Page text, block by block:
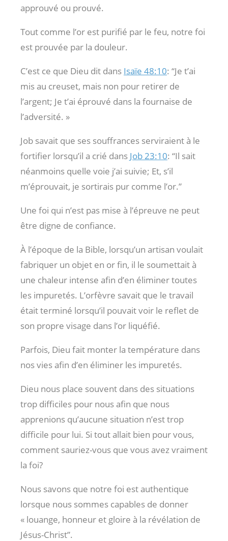
approuvé ou prouvé.
Tout comme l’or est purifié par le feu, notre foi
est prouvée par la douleur.
C’est ce que Dieu dit dans Isaïe 48:10: “Je t’ai
mis au creuset, mais non pour retirer de
l’argent; Je t’ai éprouvé dans la fournaise de
l’adversité. »
Job savait que ses souffrances serviraient à le
fortifier lorsqu’il a crié dans Job 23:10: “Il sait
néanmoins quelle voie j’ai suivie; Et, s’il
m’éprouvait, je sortirais pur comme l’or.”
Une foi qui n’est pas mise à l’épreuve ne peut
être digne de confiance.
À l’époque de la Bible, lorsqu’un artisan voulait
fabriquer un objet en or fin, il le soumettait à
une chaleur intense afin d’en éliminer toutes
les impuretés. L’orfèvre savait que le travail
était terminé lorsqu’il pouvait voir le reflet de
son propre visage dans l’or liquéfié.
Parfois, Dieu fait monter la température dans
nos vies afin d’en éliminer les impuretés.
Dieu nous place souvent dans des situations
trop difficiles pour nous afin que nous
apprenions qu’aucune situation n’est trop
difficile pour lui. Si tout allait bien pour vous,
comment sauriez-vous que vous avez vraiment
la foi?
Nous savons que notre foi est authentique
lorsque nous sommes capables de donner
« louange, honneur et gloire à la révélation de
Jésus-Christ”.